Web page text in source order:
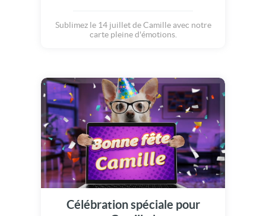
Sublimez le 14 juillet de Camille avec notre
carte pleine d'émotions.
Célébration spéciale pour